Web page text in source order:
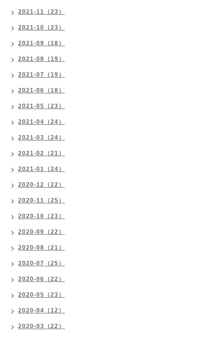
2021-11（23）
2021-10（23）
2021-09（18）
2021-08（19）
2021-07（19）
2021-06（18）
2021-05（23）
2021-04（24）
2021-03（24）
2021-02（21）
2021-01（24）
2020-12（22）
2020-11（25）
2020-10（23）
2020-09（22）
2020-08（21）
2020-07（25）
2020-06（22）
2020-05（23）
2020-04（12）
2020-03（22）